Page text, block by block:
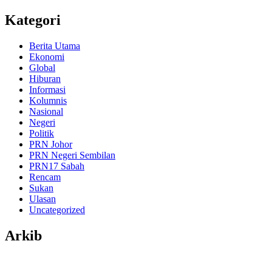
Kategori
Berita Utama
Ekonomi
Global
Hiburan
Informasi
Kolumnis
Nasional
Negeri
Politik
PRN Johor
PRN Negeri Sembilan
PRN17 Sabah
Rencam
Sukan
Ulasan
Uncategorized
Arkib